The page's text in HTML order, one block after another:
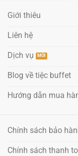
Giới thiêu
Liên hệ
Dịch vụ
Blog về tiệc buffet
Hướng dẫn mua
Chính sách bảo
Chính sách thanh